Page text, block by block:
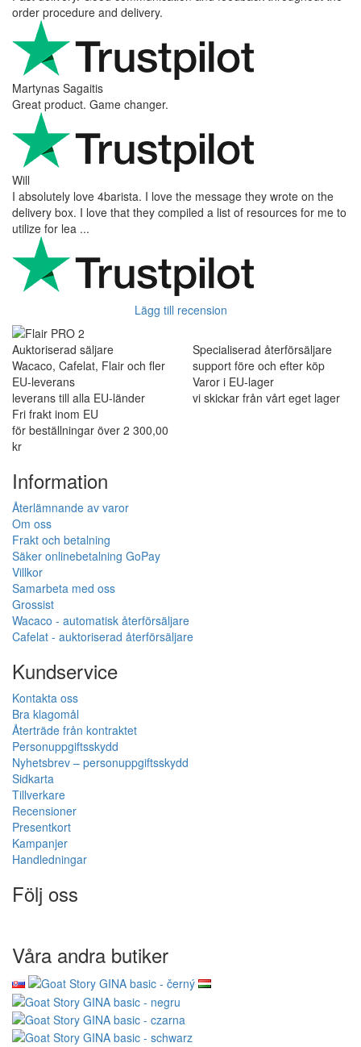
order procedure and delivery.
Martynas Sagaitis
Great product. Game changer.
Will
I absolutely love 4barista. I love the message they wrote on the
delivery box. I love that they compiled a list of resources for me to
utilize for lea ...
Lägg till recension
Auktoriserad säljare
Wacaco, Cafelat, Flair och fler
Specialiserad återförsäljare
support före och efter köp
EU-leverans
leverans till alla EU-länder
Varor i EU-lager
vi skickar från vårt eget lager
Fri frakt inom EU
för beställningar över 2 300,00
kr
Information
Återlämnande av varor
Om oss
Frakt och betalning
Säker onlinebetalning GoPay
Villkor
Samarbeta med oss
Grossist
Wacaco - automatisk återförsäljare
Cafelat - auktoriserad återförsäljare
Kundservice
Kontakta oss
Bra klagomål
Återträde från kontraktet
Personuppgiftsskydd
Nyhetsbrev – personuppgiftsskydd
Sidkarta
Tillverkare
Recensioner
Presentkort
Kampanjer
Handledningar
Följ oss
Våra andra butiker